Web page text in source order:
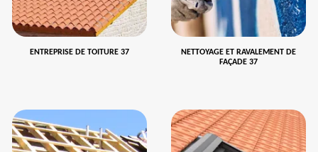
ENTREPRISE DE TOITURE 37
NETTOYAGE ET RAVALEMENT DE
FAÇADE 37